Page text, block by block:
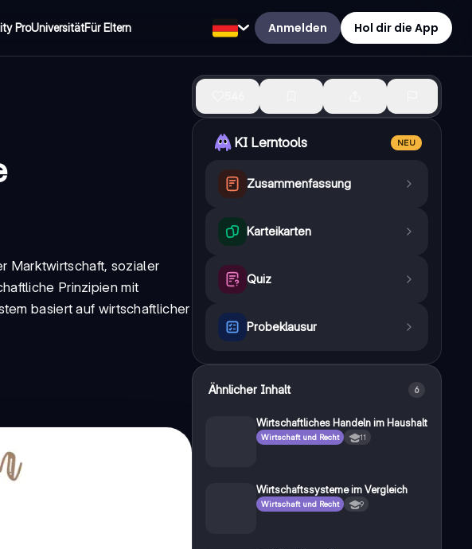
ProUniversitätFür Eltern Anmelden Hol dir die App
Marktwirtschaft, sozialer
Prinzipien mit
basiert auf wirtschaftlicher
KI Lerntools NEU
Zusammenfassung
Karteikarten
Quiz
Probeklausur
Ähnlicher Inhalt 6
Wirtschaftliches Handeln im Haushalt
Wirtschaft und Recht 11
Wirtschaftssysteme im Vergleich
Wirtschaft und Recht 9